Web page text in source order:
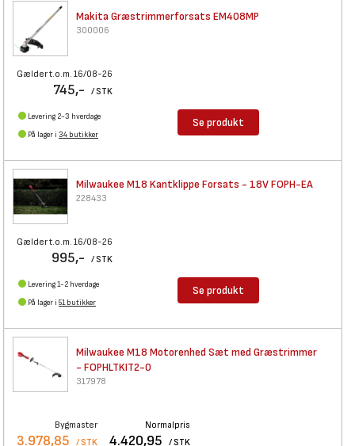
Makita Græstrimmerforsats EM408MP
300006
Gælder t.o.m. 16/08-26
745,- / STK
Levering 2-3 hverdage
På lager i 34 butikker
Se produkt
Milwaukee M18 Kantklippe Forsats - 18V FOPH-EA
228433
Gælder t.o.m. 16/08-26
995,- / STK
Levering 1-2 hverdage
På lager i 51 butikker
Se produkt
Milwaukee M18 Motorenhed Sæt med Græstrimmer
- FOPHLTKIT2-0
317978
Bygmaster
3.978,85 / STK
Normalpris
4.420,95 / STK